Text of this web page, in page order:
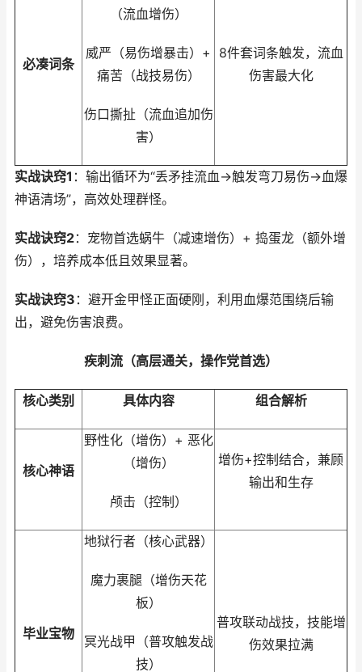
必凑词条
（流血增伤）
威严（易伤增暴击）+
痛苦（战技易伤）
伤口撕扯（流血追加伤
害）
8件套词条触发，流血
伤害最大化
实战诀窍1 ：输出循环为“丢矛挂流血→触发弯刀易伤→血爆
神语清场”，高效处理群怪。
实战诀窍2：宠物首选蜗牛（减速增伤）+ 捣蛋龙（额外增
伤），培养成本低且效果显著。
实战诀窍3 ：避开金甲怪正面硬刚，利用血爆范围绕后输
出，避免伤害浪费。
疾刺流（高层通关，操作党首选）
核心类别 具体内容 组合解析
核心神语
野性化（增伤）+ 恶化
（增伤）
颅击（控制）
增伤+控制结合，兼顾
输出和生存
毕业宝物
地狱行者（核心武器）
魔力裹腿（增伤天花
板）
冥光战甲（普攻触发战
技）
普攻联动战技，技能增
伤效果拉满